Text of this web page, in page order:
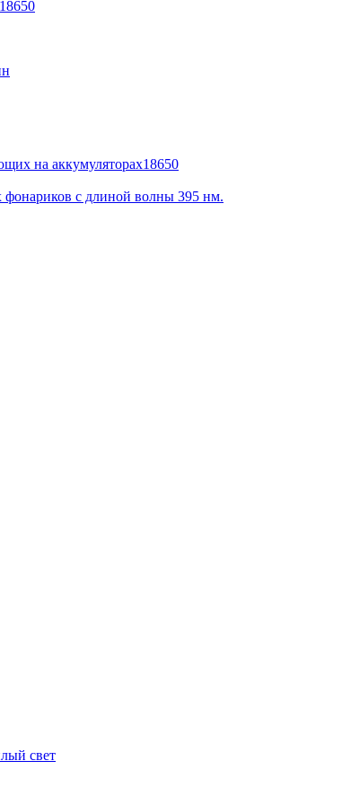
на аккумуляторах18650
фонариков с длиной волны 395 нм.
свет